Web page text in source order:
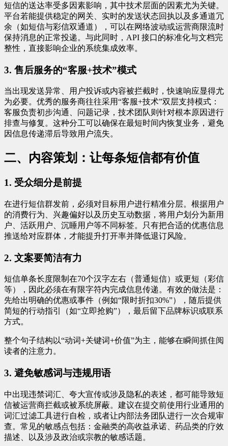
短信的送达率受多因素影响，其中技术层面的因素尤为关键。
平台若能提供稳定的网关、实时的发送状态回执以及多通道冗
余（如短信与彩信双通道），可以在网络波动或运营商限流时
保持消息的正常投递。与此同时，API 接口的标准化与文档完
整性，直接影响企业的系统集成效率。
3. 售后服务的“客服+技术”模式
当出现发送异常、用户投诉或内容被拦截时，快速响应显得尤
为必要。优秀的服务商往往采用“客服+技术”双层支持模式：
客服负责初步沟通、问题记录，技术团队则针对根本原因进行
排查与修复。这种分工可以确保在最短时间内恢复业务，避免
因信息传递滞后导致用户流失。
二、内容策划：让每条短信都有价值
1. 受众细分是前提
在进行短信群发前，必须对目标用户进行精准分层。根据用户
的消费行为、兴趣偏好以及历史互动数据，将用户划分为新用
户、活跃用户、沉睡用户等不同标签。只有把合适的优惠信息
推送给对应群体，才能提升打开率并降低退订风险。
2. 文案要简洁有力
短信单条长度限制在70个汉字左右（普通短信）或更短（彩信
等），因此必须在有限字符内完成信息传递。有效的做法是：
先给出明确的优惠或事件（例如“限时折扣30%”），随后提供
简短的行动指引（如“立即抢购”），最后留下品牌标识或联系
方式。
整个句子结构以“动词+关键词+价值”为主，能够在瞬间抓住阅
读者的注意力。
3. 避免敏感词与违规用语
中出现违禁词汇、夸大宣传或涉及隐私的表述，都可能导致短
信被运营商拦截或被系统屏蔽。建议在提交前使用行业通用的
词汇过滤工具进行自检，或者让内部法务团队进行一次合规审
查。常见的敏感点包括：金融类的高收益承诺、药品类的疗效
描述、以及涉及政治或宗教的敏感话题。